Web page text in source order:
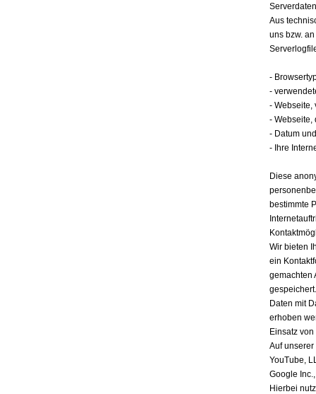
Serverdaten
Aus
uns bzw.
-
-
- Webseite,
- Webseite,
- Datum
- Ihre
Diese
bestimmte
Wir bieten
ein
gemachten
Daten mit
erhoben
Einsatz
Auf
YouTube,
Google
Hierbei